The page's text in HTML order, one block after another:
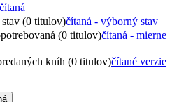
čítaná
(0 titulov)čítaná - výborný stav
(0 titulov)čítaná - mierne
kníh (0 titulov)čítané verzie